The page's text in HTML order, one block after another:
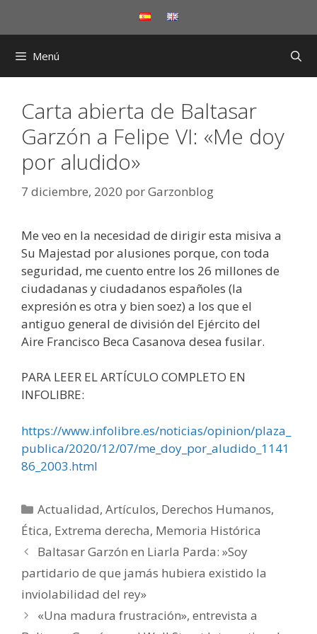
Menú
Carta abierta de Baltasar
Garzón a Felipe VI: «Me doy
por aludido»
7 diciembre, 2020 porGarzonblog
Me veo en la necesidad de dirigir esta misiva a
Su Majestad por alusiones porque, con toda
seguridad, me cuento entre los 26 millones de
ciudadanas y ciudadanos españoles (la
expresión es otra y bien soez) a los que el
antiguo general de división del Ejército del
Aire Francisco Beca Casanova desea fusilar.
PARA LEER EL ARTÍCULO COMPLETO EN
INFOLIBRE:
https://www.infolibre.es/noticias/opinion/plaza_
publica/2020/12/07/me_doy_por_aludido_1141
86_2003.html
Categorías
Actualidad,Artículos, Derechos Humanos,
Ética, Extrema derecha, Memoria Histórica
Baltasar Garzón en Liarla Parda: »Soy
partidario de que jamás hubiera existido la
inviolabilidad del rey»
«Una madura frustración», entrevista a